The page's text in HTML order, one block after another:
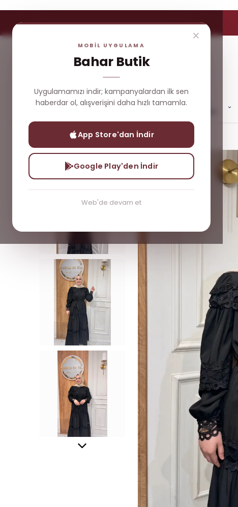
×
MOBİL UYGULAMA
Bahar Butik
Uygulamamızı indir; kampanyalardan ilk sen
haberdar ol, alışverişini daha hızlı tamamla.
App Store'dan İndir
Google Play'den İndir
Web'de devam et
Yeni
Çok
Üst
Yeni Gelenler Jenifer Dantel Detaylı Elbise